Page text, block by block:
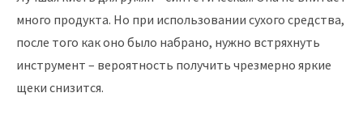
много продукта. Но при использовании сухого средства,
после того как оно было набрано, нужно встряхнуть
инструмент – вероятность получить чрезмерно яркие
щеки снизится.